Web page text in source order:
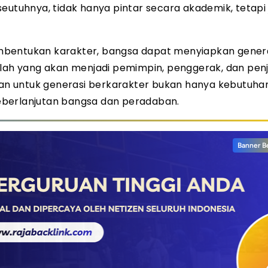
tidak hanya pintar secara akademik, tetapi
karakter, bangsa dapat menyiapkan
yang akan menjadi pemimpin, penggerak, dan
untuk generasi berkarakter bukan hanya
bangsa dan peradaban.
Banner